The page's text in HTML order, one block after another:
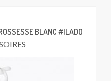
BLANC #ILADO